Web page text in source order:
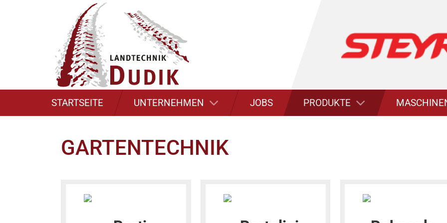
STARTSEITE UNTERNEHMEN
ÜBER UNS
SERVICE JOBS PRODUKTE
LANDTECHNIK
FORSTTECHNIK
GARTENTECHNIK